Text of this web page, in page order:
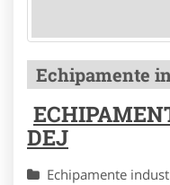
Echipamente
DEJ
Echipamente